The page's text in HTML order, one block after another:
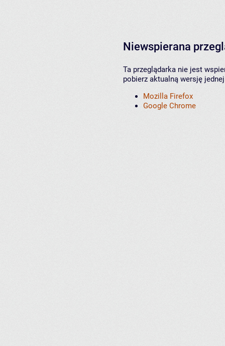
Niewspierana
Ta przeglądarka nie jest
pobierz aktualną wersję
Mozilla Firefox
Google Chrome